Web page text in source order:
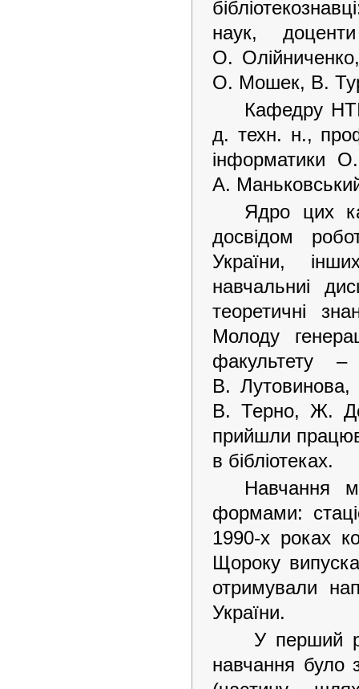
наук,
О.
О. Мошек, В.
Кафедру
д. техн. н.,
інформатики
А.
Ядро цих
досвідом
України,
навчальниі
теоретичні
Молоду
факультету
В.
В. Терно, Ж.
прийшли
в бібліотеках.
Навчання
формами:
1990-х роках
Щороку
отримували
України.
У перший
навчання було